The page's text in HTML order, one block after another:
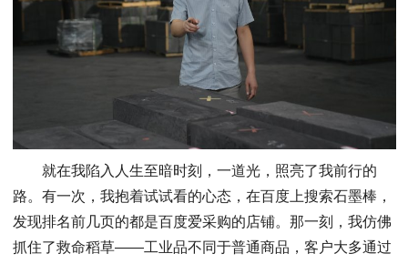
就在我陷入人生至暗时刻，一道光，照亮了我前行的
路。有一次，我抱着试试看的心态，在百度上搜索石墨棒，
发现排名前几页的都是百度爱采购的店铺。那一刻，我仿佛
抓住了救命稻草——工业品不同于普通商品，客户大多通过